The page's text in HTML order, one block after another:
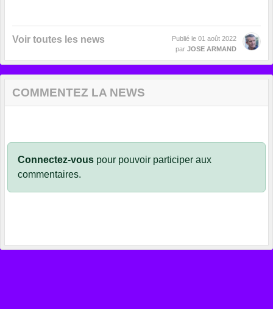
Voir toutes les news Publié le 01 août 2022
par JOSE ARMAND
COMMENTEZ LA NEWS
Connectez-vous pour pouvoir participer aux
commentaires.